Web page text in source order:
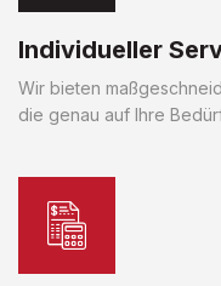
Individueller
Wir bieten
die genau auf Ihre